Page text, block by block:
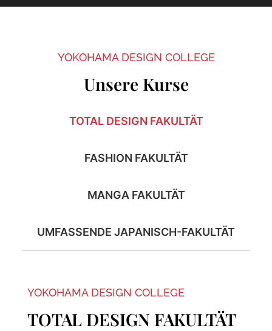
YOKOHAMA DESIGN COLLEGE
Unsere Kurse
TOTAL DESIGN FAKULTÄT
FASHION FAKULTÄT
MANGA FAKULTÄT
UMFASSENDE JAPANISCH-FAKULTÄT
YOKOHAMA DESIGN COLLEGE
TOTAL DESIGN FAKULTÄT